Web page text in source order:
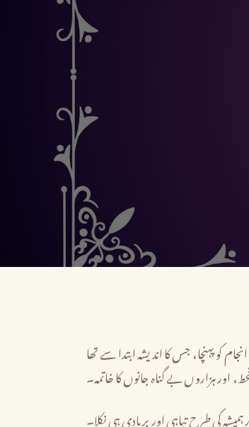
کو پہنچا، جس کا اندیشہ ابتدا سے تھا
اور ہزاروں بے گناہ جانوں کا خاتمہ۔
کی طرح تباہی اور بربادی ہی نکلا۔